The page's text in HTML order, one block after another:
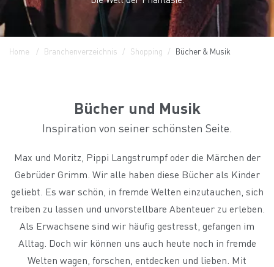
Home Branchenverzeichnis Shopping Bücher & Musik
Bücher und Musik
Inspiration von seiner schönsten Seite.
Max und Moritz, Pippi Langstrumpf oder die Märchen der
Gebrüder Grimm. Wir alle haben diese Bücher als Kinder
geliebt. Es war schön, in fremde Welten einzutauchen, sich
treiben zu lassen und unvorstellbare Abenteuer zu erleben.
Als Erwachsene sind wir häufig gestresst, gefangen im
Alltag. Doch wir können uns auch heute noch in fremde
Welten wagen, forschen, entdecken und lieben. Mit